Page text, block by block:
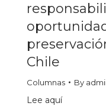
Chile
Columnas By
Lee aquí